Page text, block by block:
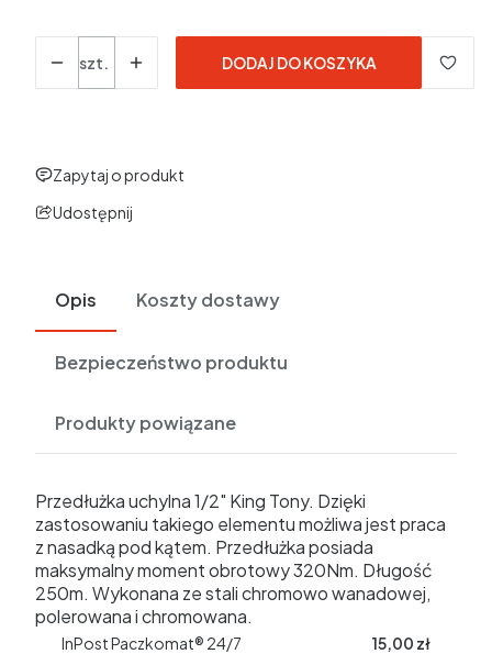
szt.
DODAJ DO KOSZYKA
Zapytaj o produkt
Udostępnij
Opis Koszty dostawy
Bezpieczeństwo produktu
Produkty powiązane
Przedłużka uchylna 1/2" King Tony. Dzięki
zastosowaniu takiego elementu możliwa jest praca
z nasadką pod kątem. Przedłużka posiada
maksymalny moment obrotowy 320Nm. Długość
250m. Wykonana ze stali chromowo wanadowej,
polerowana i chromowana.
InPost Paczkomat® 24/7 15,00 zł